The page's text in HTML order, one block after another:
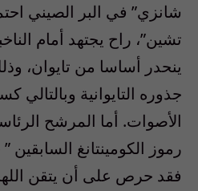
شانزي” في البر الصيني
تشين”، راح يجتهد أمام
ينحدر أساسا من تايوان،
جذوره التايوانية
الأصوات. أما المرشح
رموز الكومينتانغ
فقد حرص على أن يتقن